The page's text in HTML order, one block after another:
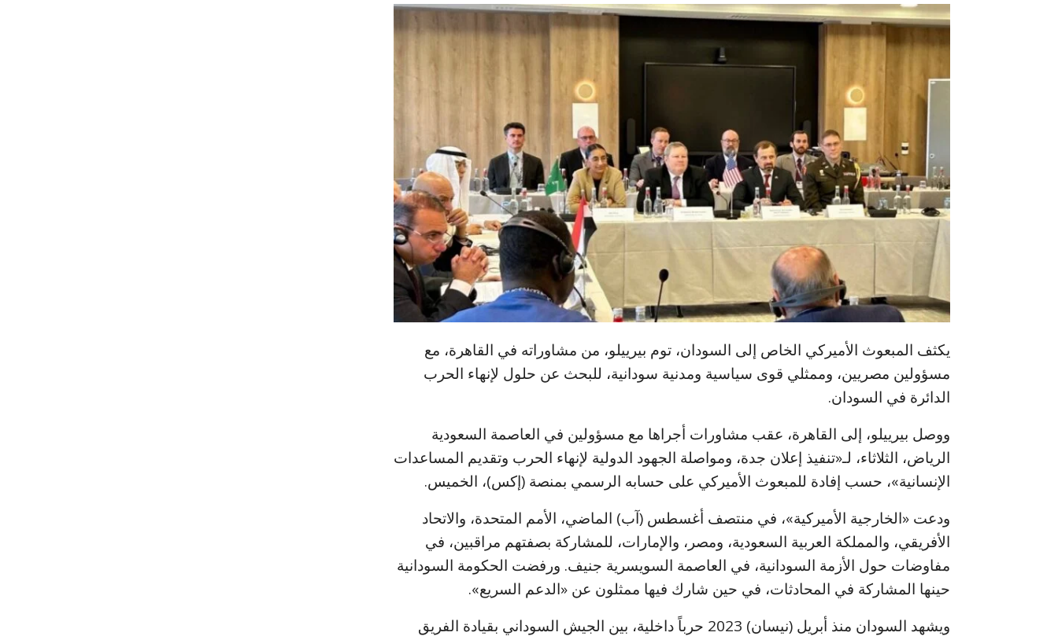
يكثف المبعوث الأميركي الخاص إلى السودان، توم بيرييلو، من مشاوراته في القاهرة، مع
مسؤولين مصريين، وممثلي قوى سياسية ومدنية سودانية، للبحث عن حلول لإنهاء الحرب
الدائرة في السودان.
ووصل بيرييلو، إلى القاهرة، عقب مشاورات أجراها مع مسؤولين في العاصمة السعودية
الرياض، الثلاثاء، لـ«تنفيذ إعلان جدة، ومواصلة الجهود الدولية لإنهاء الحرب وتقديم المساعدات
الإنسانية»، حسب إفادة للمبعوث الأميركي على حسابه الرسمي بمنصة (إكس)، الخميس.
ودعت «الخارجية الأميركية»، في منتصف أغسطس (آب) الماضي، الأمم المتحدة، والاتحاد
الأفريقي، والمملكة العربية السعودية، ومصر، والإمارات، للمشاركة بصفتهم مراقبين، في
مفاوضات حول الأزمة السودانية، في العاصمة السويسرية جنيف. ورفضت الحكومة السودانية
حينها المشاركة في المحادثات، في حين شارك فيها ممثلون عن «الدعم السريع».
ويشهد السودان منذ أبريل (نيسان) 2023 حرباً داخلية، بين الجيش السوداني بقيادة الفريق